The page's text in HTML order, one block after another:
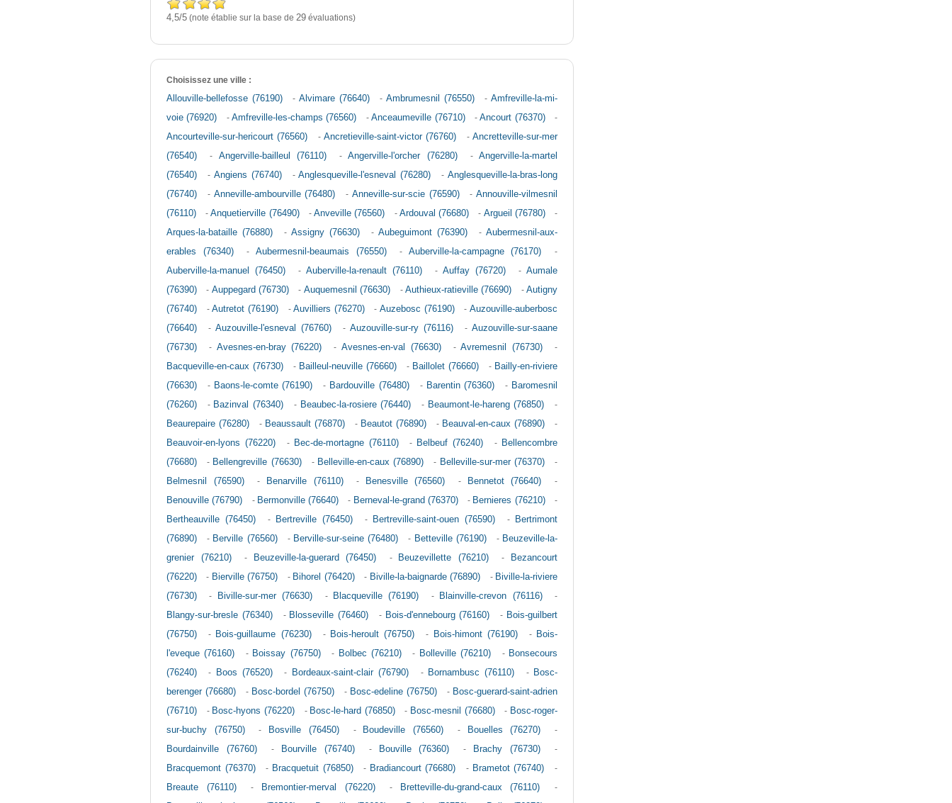
4,5/5 (note établie sur la base de 29 évaluations)
Choisissez une ville :
Allouville-bellefosse (76190)
-Alvimare (76640) -Ambrumesnil (76550) -Amfreville-la-mi-
voie (76920)
-Amfreville-les-champs (76560) -Anceaumeville (76710) -Ancourt (76370)
-
Ancourteville-sur-hericourt (76560)
-Ancretieville-saint-victor (76760) -Ancretteville-sur-mer
(76540)
- Angerville-bailleul (76110) -Angerville-l'orcher (76280) - Angerville-la-martel
(76540)
- Angiens (76740) -Anglesqueville-l'esneval (76280) - Anglesqueville-la-bras-long
(76740)
- Anneville-ambourville (76480) - Anneville-sur-scie (76590) - Annouville-vilmesnil
(76110)
-Anquetierville (76490) -Anveville (76560) - Ardouval (76680) - Argueil (76780)
-
Arques-la-bataille (76880)
- Assigny (76630) - Aubeguimont (76390) - Aubermesnil-aux-
erables (76340)
- Aubermesnil-beaumais (76550) - Auberville-la-campagne (76170)
-
Auberville-la-manuel (76450)
-Auberville-la-renault (76110) -Auffay (76720) -Aumale
(76390)
- Auppegard (76730) - Auquemesnil (76630) - Authieux-ratieville (76690) -Autigny
(76740)
-Autretot (76190) -Auvilliers (76270) -Auzebosc (76190) -Auzouville-auberbosc
(76640)
- Auzouville-l'esneval (76760) - Auzouville-sur-ry (76116) - Auzouville-sur-saane
(76730)
- Avesnes-en-bray (76220) -Avesnes-en-val (76630) -Avremesnil (76730)
-
Bacqueville-en-caux (76730)
- Bailleul-neuville (76660) - Baillolet (76660) - Bailly-en-riviere
(76630)
- Baons-le-comte (76190) - Bardouville (76480) - Barentin (76360) - Baromesnil
(76260)
- Bazinval (76340) - Beaubec-la-rosiere (76440) - Beaumont-le-hareng (76850)
-
Beaurepaire (76280)
- Beaussault (76870) - Beautot (76890) - Beauval-en-caux (76890)
-
Beauvoir-en-lyons (76220)
- Bec-de-mortagne (76110) - Belbeuf (76240) - Bellencombre
(76680)
- Bellengreville (76630) - Belleville-en-caux (76890) - Belleville-sur-mer (76370)
-
Belmesnil (76590)
- Benarville (76110) - Benesville (76560) - Bennetot (76640)
-
Benouville (76790)
- Bermonville (76640) - Berneval-le-grand (76370) - Bernieres (76210)
-
Bertheauville (76450)
- Bertreville (76450) - Bertreville-saint-ouen (76590) -
Bertrimont
(76890)
- Berville (76560) - Berville-sur-seine (76480) - Betteville (76190) - Beuzeville-la-
grenier (76210)
- Beuzeville-la-guerard (76450) - Beuzevillette (76210) -
Bezancourt
(76220)
- Bierville (76750) - Bihorel (76420) - Biville-la-baignarde (76890) - Biville-la-riviere
(76730)
- Biville-sur-mer (76630) - Blacqueville (76190) - Blainville-crevon (76116)
-
Blangy-sur-bresle (76340)
- Blosseville (76460) - Bois-d'ennebourg (76160) - Bois-guilbert
(76750)
- Bois-guillaume (76230) - Bois-heroult (76750) - Bois-himont (76190) - Bois-
l'eveque (76160)
- Boissay (76750) - Bolbec (76210) - Bolleville (76210) - Bonsecours
(76240)
- Boos (76520) - Bordeaux-saint-clair (76790) - Bornambusc (76110) - Bosc-
berenger (76680)
- Bosc-bordel (76750) - Bosc-edeline (76750) - Bosc-guerard-saint-adrien
(76710)
- Bosc-hyons (76220) - Bosc-le-hard (76850) - Bosc-mesnil (76680) - Bosc-roger-
sur-buchy (76750)
- Bosville (76450) - Boudeville (76560) - Bouelles (76270)
-
Bourdainville (76760)
- Bourville (76740) - Bouville (76360) - Brachy (76730)
-
Bracquemont (76370)
- Bracquetuit (76850) - Bradiancourt (76680) - Brametot (76740)
-
Breaute (76110)
- Bremontier-merval (76220) - Bretteville-du-grand-caux (76110)
-